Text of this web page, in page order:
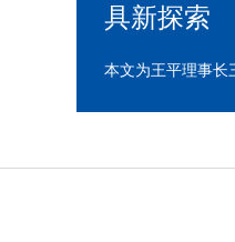
具新探索
本文为王平理事长